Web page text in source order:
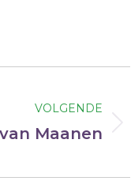
VOLGENDE
Maanen